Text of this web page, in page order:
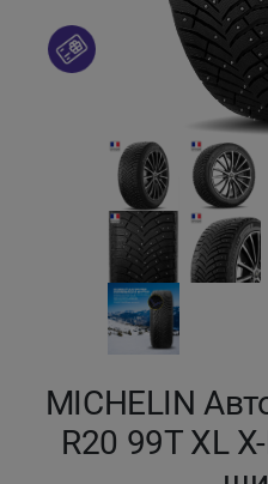
MICHELIN
R20 99T XL
Кокшетау
Кызылорда
Павлодар
Петропавловск
Талдыкорган